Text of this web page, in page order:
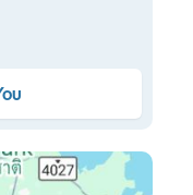
• 2 spálne
alebo all
jedál v hoteli